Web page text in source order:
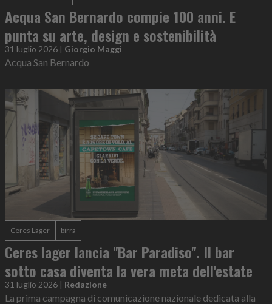
Acqua San Bernardo compie 100 anni. E
punta su arte, design e sostenibilità
31 luglio 2026 | Giorgio Maggi
Acqua San Bernardo
Ceres Lager birra
Ceres lager lancia "Bar Paradiso". Il bar
sotto casa diventa la vera meta dell'estate
31 luglio 2026 | Redazione
La prima campagna di comunicazione nazionale dedicata alla